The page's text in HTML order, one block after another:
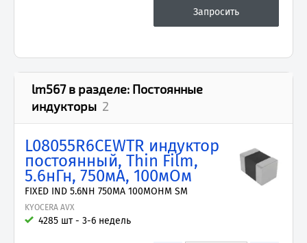
lm567в разделе: Постоянные
индукторы 2
L08055R6CEWTR индуктор
постоянный, Thin Film,
5.6нГн, 750мА, 100мОм
FIXED IND 5.6NH 750MA 100MOHM SM
KYOCERA AVX
4285 шт - 3-6 недель